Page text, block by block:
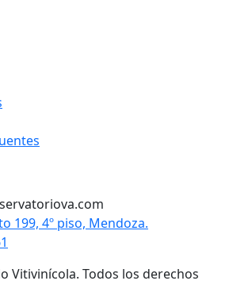
199, 4º piso, Mendoza.
Vitivinícola. Todos los derechos